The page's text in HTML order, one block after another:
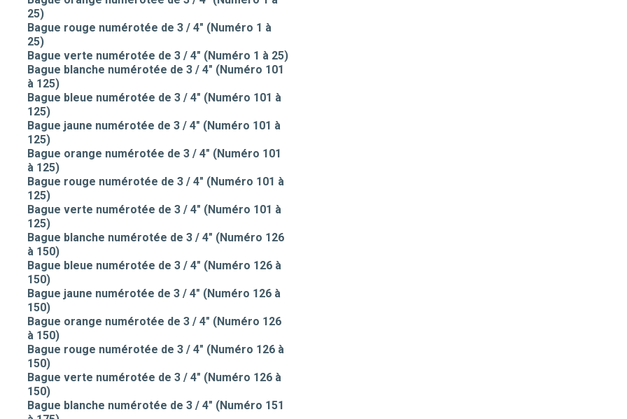
25)
Bague rouge numérotée de 3 / 4" (Numéro 1 à
25)
Bague verte numérotée de 3 / 4" (Numéro 1 à 25)
Bague blanche numérotée de 3 / 4" (Numéro 101
à 125)
Bague bleue numérotée de 3 / 4" (Numéro 101 à
125)
Bague jaune numérotée de 3 / 4" (Numéro 101 à
125)
Bague orange numérotée de 3 / 4" (Numéro 101
à 125)
Bague rouge numérotée de 3 / 4" (Numéro 101 à
125)
Bague verte numérotée de 3 / 4" (Numéro 101 à
125)
Bague blanche numérotée de 3 / 4" (Numéro 126
à 150)
Bague bleue numérotée de 3 / 4" (Numéro 126 à
150)
Bague jaune numérotée de 3 / 4" (Numéro 126 à
150)
Bague orange numérotée de 3 / 4" (Numéro 126
à 150)
Bague rouge numérotée de 3 / 4" (Numéro 126 à
150)
Bague verte numérotée de 3 / 4" (Numéro 126 à
150)
Bague blanche numérotée de 3 / 4" (Numéro 151